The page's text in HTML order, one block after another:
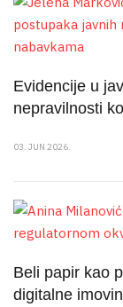
Evidencije u
nepravilnosti
03. JUN 2026.
Beli papir kao
digitalne